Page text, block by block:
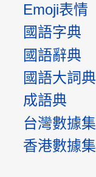
Emoji表情
國語字典
國語辭典
國語大詞典
成語典
台灣數據集
香港數據集